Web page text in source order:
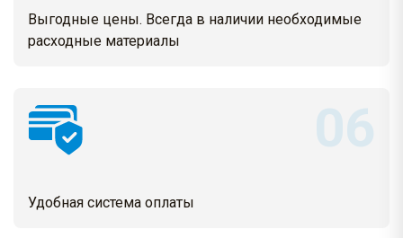
Выгодные цены. Всегда в наличии необходимые
расходные материалы
Удобная система оплаты